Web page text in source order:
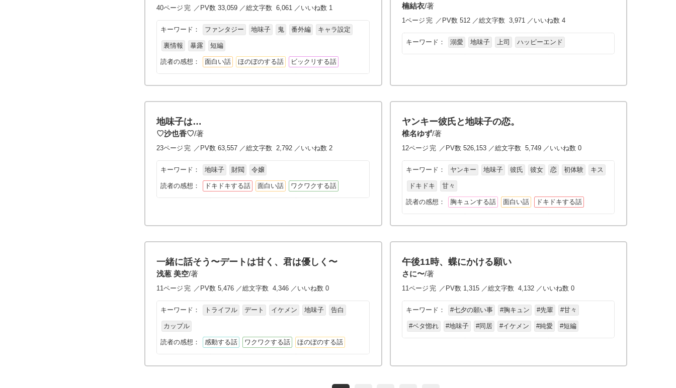
40ページ 完 ／PV数 33,059 ／総文字数 6,061 ／いいね数 1
キーワード： ファンタジー 地味子 鬼 番外編 キャラ設定
裏情報 暴露 短編
読者の感想： 面白い話 ほのぼのする話 ビックリする話
楠結衣/著
1ページ 完 ／PV数 512 ／総文字数 3,971 ／いいね数 4
キーワード： 溺愛 地味子 上司 ハッピーエンド
地味子は…
♡沙也香♡/著
23ページ 完 ／PV数 63,557 ／総文字数 2,792 ／いいね数 2
キーワード： 地味子 財閥 令嬢
読者の感想： ドキドキする話 面白い話 ワクワクする話
ヤンキー彼氏と地味子の恋。
椎名ゆず/著
12ページ 完 ／PV数 526,153 ／総文字数 5,749 ／いいね数 0
キーワード： ヤンキー 地味子 彼氏 彼女 恋 初体験 キス
ドキドキ 甘々
読者の感想： 胸キュンする話 面白い話 ドキドキする話
一緒に話そう〜デートは甘く、君は優しく〜
浅葱 美空/著
11ページ 完 ／PV数 5,476 ／総文字数 4,346 ／いいね数 0
キーワード： トライフル デート イケメン 地味子 告白
カップル
読者の感想： 感動する話 ワクワクする話 ほのぼのする話
午後11時、蝶にかける願い
さに〜/著
11ページ 完 ／PV数 1,315 ／総文字数 4,132 ／いいね数 0
キーワード： #七夕の願い事 #胸キュン #先輩 #甘々
#ベタ惚れ #地味子 #同居 #イケメン #純愛 #短編